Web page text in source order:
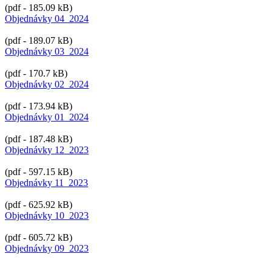
(pdf - 185.09 kB)
Objednávky 04_2024
(pdf - 189.07 kB)
Objednávky 03_2024
(pdf - 170.7 kB)
Objednávky 02_2024
(pdf - 173.94 kB)
Objednávky 01_2024
(pdf - 187.48 kB)
Objednávky 12_2023
(pdf - 597.15 kB)
Objednávky 11_2023
(pdf - 625.92 kB)
Objednávky 10_2023
(pdf - 605.72 kB)
Objednávky 09_2023